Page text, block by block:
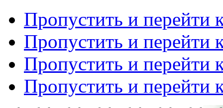
Пропустить и перейти
Пропустить и перейти
Пропустить и перейти
Пропустить и перейти